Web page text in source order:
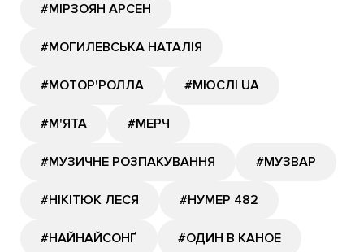
#МІРЗОЯН АРСЕН
#МОГИЛЕВСЬКА НАТАЛІЯ
#МОТОР'РОЛЛА #МЮСЛІ UA
#М'ЯТА #МЕРЧ
#МУЗИЧНЕ РОЗПАКУВАННЯ #МУЗВАР
#НІКІТЮК ЛЕСЯ #НУМЕР 482
#НАЙНАЙСОНҐ #ОДИН В КАНОЕ